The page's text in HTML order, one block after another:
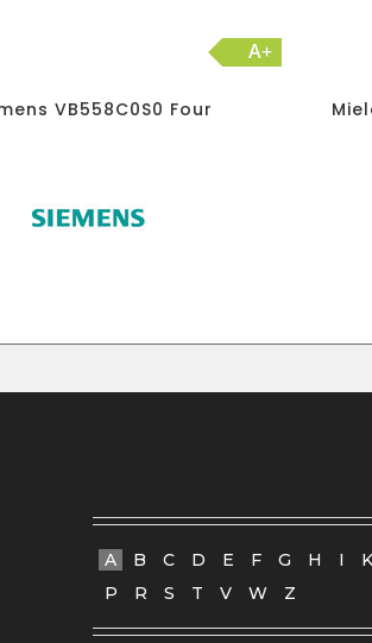
A+
VB558C0S0 Four
A B C D E F G H I K
P
R S T V W Z